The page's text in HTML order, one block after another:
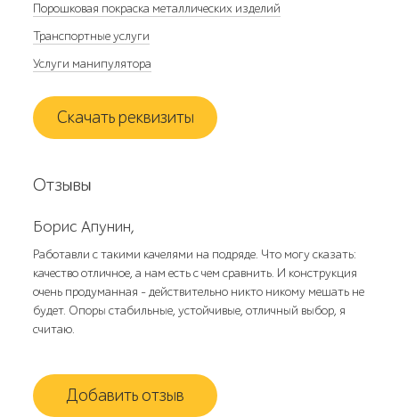
Порошковая покраска металлических изделий
Транспортные услуги
Услуги манипулятора
Скачать реквизиты
Отзывы
Борис Апунин,
Работавли с такими качелями на подряде. Что могу сказать:
качество отличное, а нам есть с чем сравнить. И конструкция
очень продуманная - действительно никто никому мешать не
будет. Опоры стабильные, устойчивые, отличный выбор, я
считаю.
Добавить отзыв